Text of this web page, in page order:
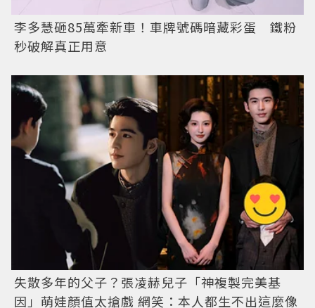
李多慧砸85萬牽新車！車牌號碼暗藏彩蛋 鐵粉
秒破解真正用意
失散多年的父子？張凌赫兒子「神複製完美基
因」萌娃顏值太搶戲 網笑：本人都生不出這麼像